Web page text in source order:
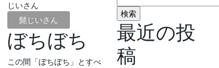
じいさん
髭じいさん
ぼちぼち
この間「ぼちぼち」とすべ
最近の投
稿